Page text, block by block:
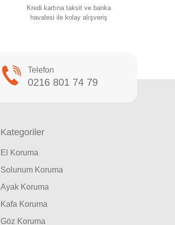
Kredi kartına taksit ve banka
havalesi ile kolay alışveriş
Telefon
0216 801 74 79
Kategoriler
El Koruma
Solunum Koruma
Ayak Koruma
Kafa Koruma
Göz Koruma